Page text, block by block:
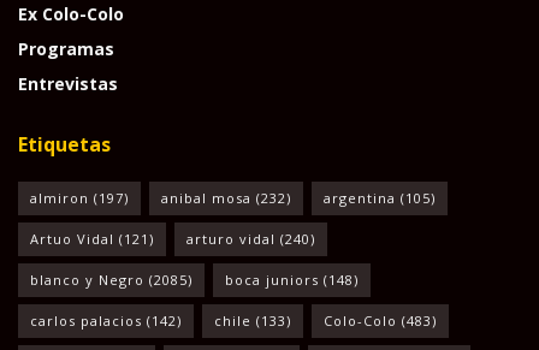
Ex Colo-Colo
Programas
Entrevistas
Etiquetas
almiron (197) anibal mosa (232) argentina (105)
Artuo Vidal (121) arturo vidal (240)
blanco y Negro (2085) boca juniors (148)
carlos palacios (142) chile (133) Colo-Colo (483)